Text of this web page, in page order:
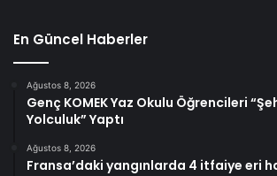
En Güncel Haberler
Ağustos 8, 2026
Genç KOMEK Yaz Okulu Öğrencileri
Yolculuk” Yaptı
Ağustos 8, 2026
Fransa’daki yangınlarda 4 itfaiye eri